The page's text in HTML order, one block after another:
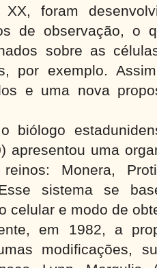
XX, foram
de observação, o
sobre as
por exemplo.
e uma nova
biólogo
apresentou uma
Monera,
sistema se
celular e modo de
em 1982, a
modificações,